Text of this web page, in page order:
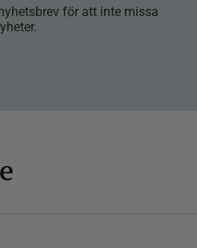
för att inte missa